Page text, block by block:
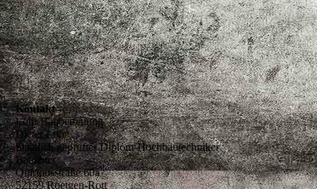
Kontakt
Lohr Baubetreuung
Dieter Lohr
Staatlich geprüfter Diplom-Hochbautechniker
Bauleiter
Quirinusstraße 60a
52159 Roetgen-Rott